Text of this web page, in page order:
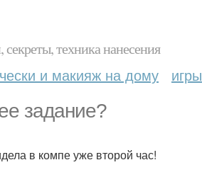
техника нанесения
и макияж на дому игры
задание?
в компе уже второй час!